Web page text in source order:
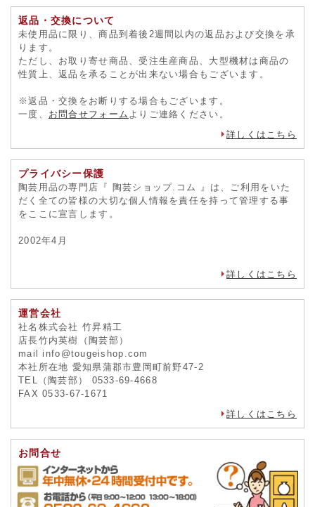
返品・交換について
未使用品に限り、商品到着後2週間以内の返品および交換を承
ります。
ただし、お取り寄せ商品、受注生産商品、大型機材は商品の
性質上、返品を承ることが出来ない場合もございます。
※返品・交換をお断りする場合もございます。
一度、 お問合せフォーム よりご連絡ください。
詳しくはこちら
プライバシー保護
陶芸用品の専門店『 陶芸ショップ.コム 』は、ご利用をいた
だく全ての皆様の大切な個人情報を責任を持って管理する事
をここに宣言します。
2002年4月
詳しくはこちら
運営会社
社名株式会社 竹昇精工
店長竹内英樹（陶芸部）
mail info@tougeishop.com
本社所在地 愛知県蒲郡市豊岡町前野47-2
TEL（陶芸部） 0533-69-4668
FAX 0533-67-1671
詳しくはこちら
お問合せ